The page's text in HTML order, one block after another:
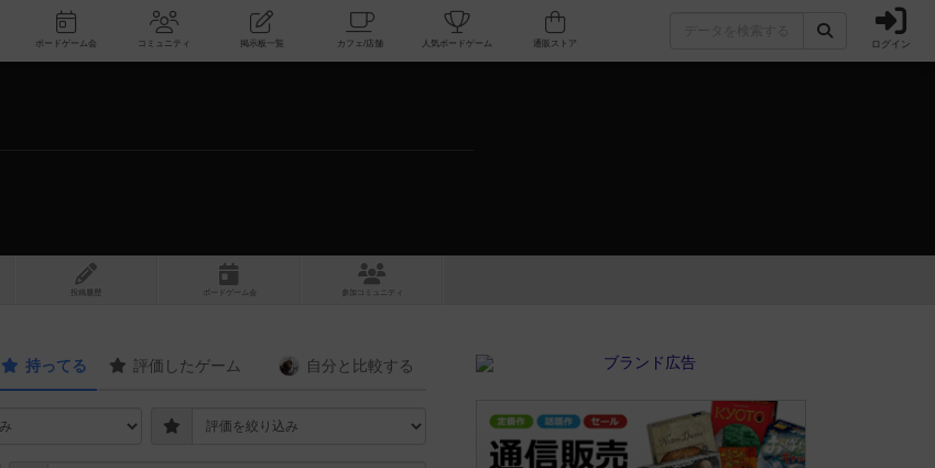
新着レビュー ボードゲーム会 コミュニティ 掲示板一覧 カフェ/店舗 人気ボードゲーム ログイン
投稿履歴 ボ ドゲ ーム コミュニティ
持ってる 評価したゲーム 自分と 比較する